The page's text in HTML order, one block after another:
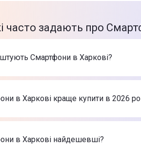
часто задають про
Смартфони в Харкові?
в категорії Смартфони в Харкові
17 Pro Max 256GB Silver (MFYM4)-
15 16/512GB Infinite Black (EU)
в Харкові краще купити в 2026
в Харкові в 2026 році на
17 Pro Max 256GB Silver (MFYM4)
в Харкові найдешевші?